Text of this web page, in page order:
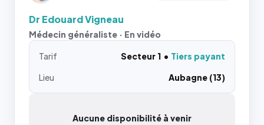
Dr Edouard Vigneau
Médecin généraliste · En vidéo
Tarif Secteur 1
Tiers payant
Lieu
Aubagne (13)
Aucune disponibilité à venir